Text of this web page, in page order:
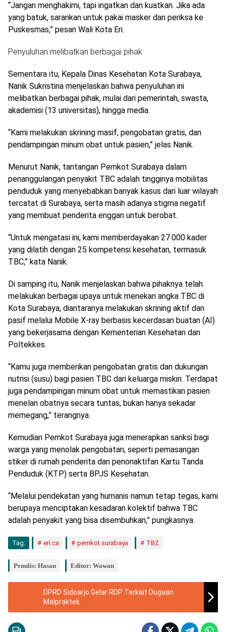
“Jangan menghakimi, tapi ingatkan dan kuatkan. Jika ada
yang batuk, sarankan untuk pakai masker dan periksa ke
Puskesmas,” pesan Wali Kota Eri.
Penyuluhan melibatkan berbagai pihak
Sementara itu, Kepala Dinas Kesehatan Kota Surabaya,
Nanik Sukristina menjelaskan bahwa penyuluhan ini
melibatkan berbagai pihak, mulai dari pemerintah, swasta,
akademisi (13 universitas), hingga media.
“Kami melakukan skrining masif, pengobatan gratis, dan
pendampingan minum obat untuk pasien,” jelas Nanik.
Menurut Nanik, tantangan Pemkot Surabaya dalam
penanggulangan penyakit TBC adalah tingginya mobilitas
penduduk yang menyebabkan banyak kasus dari luar wilayah
tercatat di Surabaya, serta masih adanya stigma negatif
yang membuat penderita enggan untuk berobat.
“Untuk mengatasi ini, kami memberdayakan 27.000 kader
yang dilatih dengan 25 kompetensi kesehatan, termasuk
TBC,” kata Nanik.
Di samping itu, Nanik menjelaskan bahwa pihaknya telah
melakukan berbagai upaya untuk menekan angka TBC di
Kota Surabaya, diantaranya melakukan skrining aktif dan
pasif melalui Mobile X-ray berbasis kecerdasan buatan (AI)
yang bekerjasama dengan Kementerian Kesehatan dan
Poltekkes.
“Kamu juga memberikan pengobatan gratis dan dukungan
nutrisi (susu) bagi pasien TBC dari keluarga miskin. Terdapat
juga pendampingan minum obat untuk memastikan pasien
menelan obatnya secara tuntas, bukan hanya sekadar
memegang,” terangnya.
Kemudian Pemkot Surabaya juga menerapkan sanksi bagi
warga yang menolak pengobatan, seperti pemasangan
stiker di rumah penderita dan penonaktifan Kartu Tanda
Penduduk (KTP) serta BPJS Kesehatan.
“Melalui pendekatan yang humanis namun tetap tegas, kami
berupaya menciptakan kesadaran kolektif bahwa TBC
adalah penyakit yang bisa disembuhkan,” pungkasnya.
Tag: eri ca pemkot surabaya TBZ
Penulis: Hasan Editor: Wawan
DPRD Sidoarjo Gelar RDP Terkait Dugaan
Malpraktek